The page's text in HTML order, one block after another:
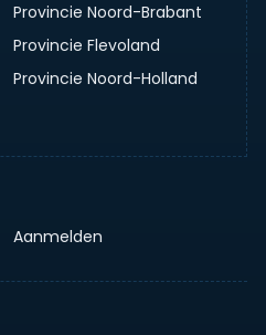
Provincie Noord-Brabant
Provincie Flevoland
Provincie Noord-Holland
Aanmelden